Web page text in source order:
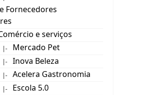
Fornecedores
e serviços
|- Mercado Pet
|- Inova Beleza
|- Acelera Gastronomia
|- Escola 5.0